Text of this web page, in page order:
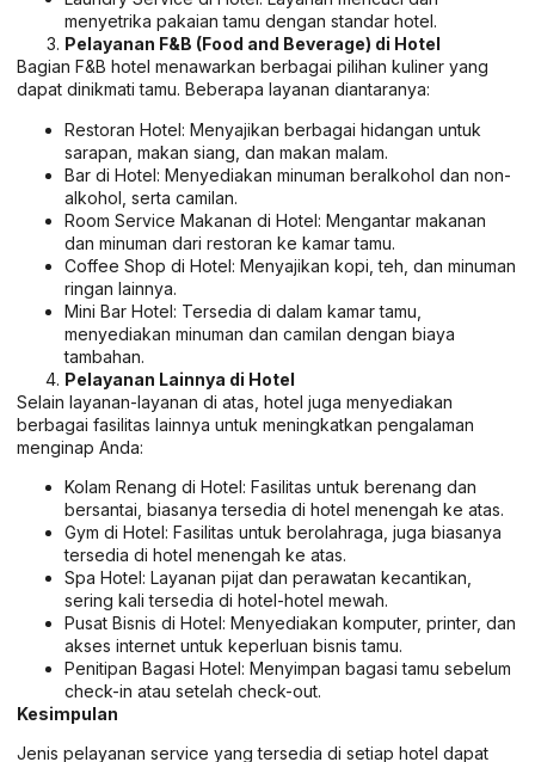
menyetrika pakaian tamu dengan standar hotel.
Pelayanan F&B (Food and Beverage) di Hotel
Bagian F&B hotel menawarkan berbagai pilihan kuliner yang
dapat dinikmati tamu. Beberapa layanan diantaranya:
Restoran Hotel: Menyajikan berbagai hidangan untuk
sarapan, makan siang, dan makan malam.
Bar di Hotel: Menyediakan minuman beralkohol dan non-
alkohol, serta camilan.
Room Service Makanan di Hotel: Mengantar makanan
dan minuman dari restoran ke kamar tamu.
Coffee Shop di Hotel: Menyajikan kopi, teh, dan minuman
ringan lainnya.
Mini Bar Hotel: Tersedia di dalam kamar tamu,
menyediakan minuman dan camilan dengan biaya
tambahan.
Pelayanan Lainnya di Hotel
Selain layanan-layanan di atas, hotel juga menyediakan
berbagai fasilitas lainnya untuk meningkatkan pengalaman
menginap Anda:
Kolam Renang di Hotel: Fasilitas untuk berenang dan
bersantai, biasanya tersedia di hotel menengah ke atas.
Gym di Hotel: Fasilitas untuk berolahraga, juga biasanya
tersedia di hotel menengah ke atas.
Spa Hotel: Layanan pijat dan perawatan kecantikan,
sering kali tersedia di hotel-hotel mewah.
Pusat Bisnis di Hotel: Menyediakan komputer, printer, dan
akses internet untuk keperluan bisnis tamu.
Penitipan Bagasi Hotel: Menyimpan bagasi tamu sebelum
check-in atau setelah check-out.
Kesimpulan
Jenis pelayanan service yang tersedia di setiap hotel dapat